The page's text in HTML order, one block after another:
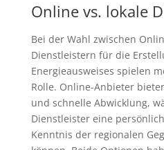
Online vs. lokale
Bei der Wahl zwischen
Dienstleistern für die
Energieausweises spielen
Rolle. Online-Anbieter
und schnelle Abwicklung,
Dienstleister eine
Kenntnis der regionalen